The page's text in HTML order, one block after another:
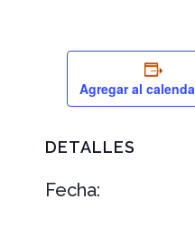
Agregar al
DETALLES
Fecha: